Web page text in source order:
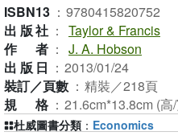
ISBN13 ： 9780415820752
出版社 ： Taylor & Francis
作者 ： J. A. Hobson
出版日 ： 2013/01/24
裝訂／頁數 ： 精裝／218頁
規格 ： 21.6cm*13.8cm (高
杜威圖書分類 ： Economics